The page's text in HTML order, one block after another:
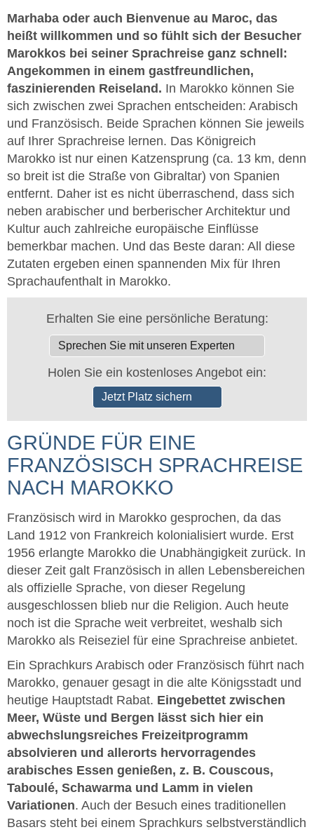
Marhaba oder auch Bienvenue au Maroc, das
heißt willkommen und so fühlt sich der Besucher
Marokkos bei seiner Sprachreise ganz schnell:
Angekommen in einem gastfreundlichen,
faszinierenden Reiseland. In Marokko können Sie
sich zwischen zwei Sprachen entscheiden: Arabisch
und Französisch. Beide Sprachen können Sie jeweils
auf Ihrer Sprachreise lernen. Das Königreich
Marokko ist nur einen Katzensprung (ca. 13 km, denn
so breit ist die Straße von Gibraltar) von Spanien
entfernt. Daher ist es nicht überraschend, dass sich
neben arabischer und berberischer Architektur und
Kultur auch zahlreiche europäische Einflüsse
bemerkbar machen. Und das Beste daran: All diese
Zutaten ergeben einen spannenden Mix für Ihren
Sprachaufenthalt in Marokko.
Erhalten Sie eine persönliche Beratung:
Sprechen Sie mit unseren Experten
Holen Sie ein kostenloses Angebot ein:
Jetzt Platz sichern
GRÜNDE FÜR EINE
FRANZÖSISCH SPRACHREISE
NACH MAROKKO
Französisch wird in Marokko gesprochen, da das
Land 1912 von Frankreich kolonialisiert wurde. Erst
1956 erlangte Marokko die Unabhängigkeit zurück. In
dieser Zeit galt Französisch in allen Lebensbereichen
als offizielle Sprache, von dieser Regelung
ausgeschlossen blieb nur die Religion. Auch heute
noch ist die Sprache weit verbreitet, weshalb sich
Marokko als Reiseziel für eine Sprachreise anbietet.
Ein Sprachkurs Arabisch oder Französisch führt nach
Marokko, genauer gesagt in die alte Königsstadt und
heutige Hauptstadt Rabat. Eingebettet zwischen
Meer, Wüste und Bergen lässt sich hier ein
abwechslungsreiches Freizeitprogramm
absolvieren und allerorts hervorragendes
arabisches Essen genießen, z. B. Couscous,
Taboulé, Schawarma und Lamm in vielen
Variationen. Auch der Besuch eines traditionellen
Basars steht bei einem Sprachkurs selbstverständlich